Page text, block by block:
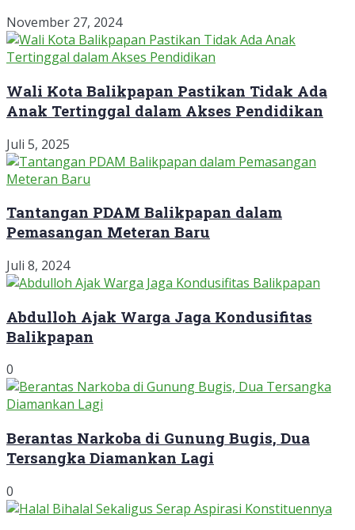
November 27, 2024
Wali Kota Balikpapan Pastikan Tidak Ada
Anak Tertinggal dalam Akses Pendidikan
Juli 5, 2025
Tantangan PDAM Balikpapan dalam
Pemasangan Meteran Baru
Juli 8, 2024
Abdulloh Ajak Warga Jaga Kondusifitas
Balikpapan
0
Berantas Narkoba di Gunung Bugis, Dua
Tersangka Diamankan Lagi
0